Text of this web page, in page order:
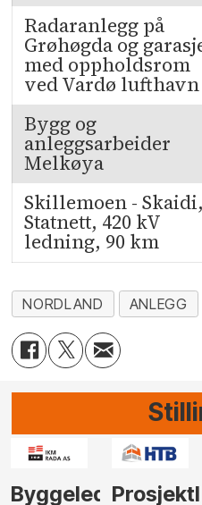
Radaranlegg på
Grøhøgda og
med oppholdsrom
ved Vardø lufthavn
Bygg og
anleggsarbeider
Melkøya
Skillemoen - Skaidi,
Statnett, 420 kV
ledning, 90 km
NORDLAND ANLEGG
Prosjektleder